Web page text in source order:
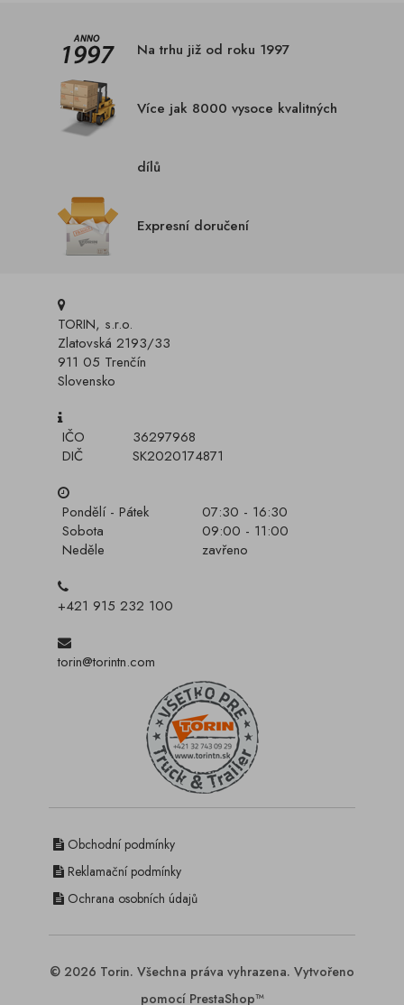
Na trhu již od roku 1997
Více jak 8000 vysoce kvalitných
dílů
Expresní doručení
TORIN, s.r.o.
Zlatovská 2193/33
911 05 Trenčín
Slovensko
IČO
36297968
DIČ
SK2020174871
Pondělí - Pátek
07:30 - 16:30
Sobota
09:00 - 11:00
Neděle
zavřeno
+421 915 232 100
torin@torintn.com
Obchodní podmínky
Reklamační podmínky
Ochrana osobních údajů
© 2026 Torin. Všechna práva vyhrazena. Vytvořeno
pomocí PrestaShop™